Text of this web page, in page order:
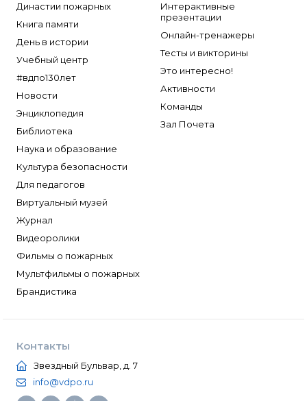
Династии пожарных
Книга памяти
День в истории
Учебный центр
#вдпо130лет
Новости
Энциклопедия
Библиотека
Наука и образование
Культура безопасности
Для педагогов
Виртуальный музей
Журнал
Видеоролики
Фильмы о пожарных
Мультфильмы о пожарных
Брандистика
Интерактивные
презентации
Онлайн-тренажеры
Тесты и викторины
Это интересно!
Активности
Команды
Зал Почета
Контакты
Звездный Бульвар, д. 7
info@vdpo.ru